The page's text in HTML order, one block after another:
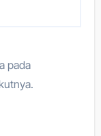
pada